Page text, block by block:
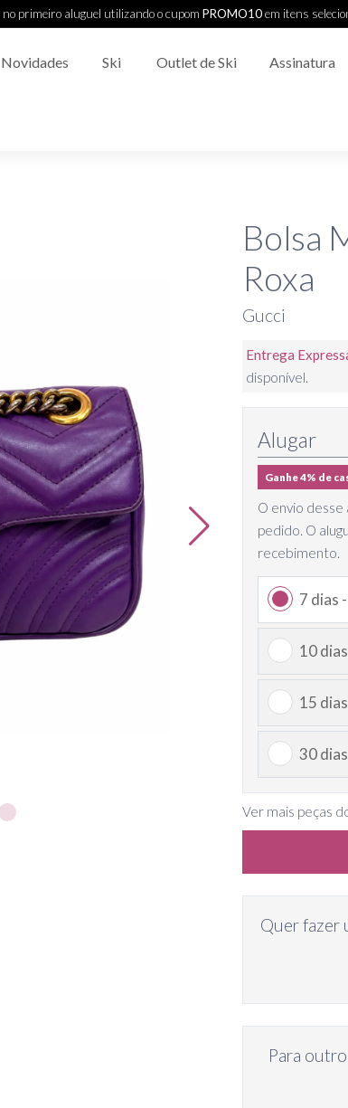
no primeiro aluguel utilizando o cupom PROMO10em itens
Novidades Ski Outlet de Ski Assinatura
Bolsa
Roxa
Gucci
Entrega
disponível.
Alugar
Ganhe 4% de
O envio desse
pedido. O
recebimento.
7 dias
10
15
30
Ver mais peças
Quer fazer
Para